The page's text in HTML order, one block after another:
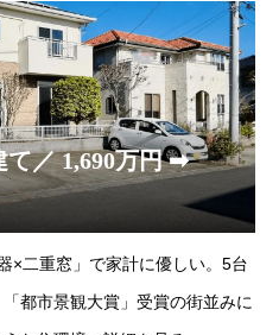
見る
／ 1,690万円 ➡
×二重窓」で家計に優しい。5台
都市景観大賞」受賞の街並みに